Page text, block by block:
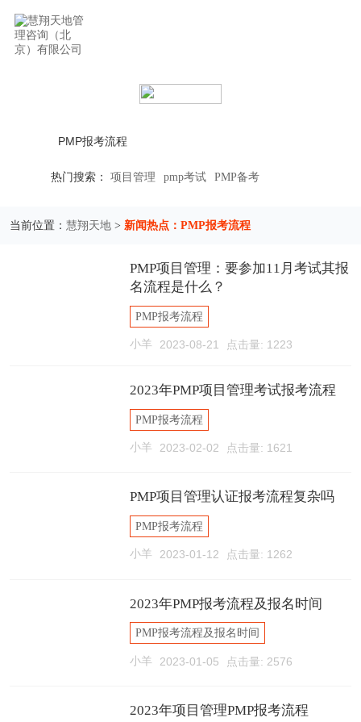
热门搜索：项目管理 pmp考试 PMP备考
当前位置： 慧翔天地> 新闻热点：PMP报考流程
PMP项目管理：要参加11月考试其报
名流程是什么？
PMP报考流程
小羊 2023-08-21 点击量: 1223
2023年PMP项目管理考试报考流程
PMP报考流程
小羊 2023-02-02 点击量: 1621
PMP项目管理认证报考流程复杂吗
PMP报考流程
小羊 2023-01-12 点击量: 1262
2023年PMP报考流程及报名时间
PMP报考流程及报名时间
小羊 2023-01-05 点击量: 2576
2023年项目管理PMP报考流程